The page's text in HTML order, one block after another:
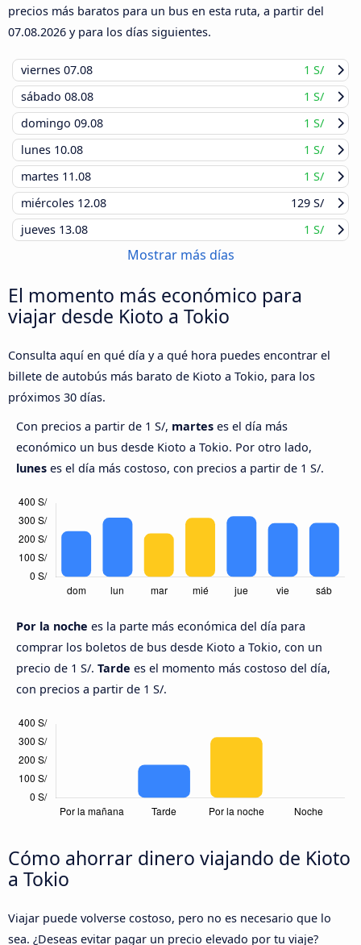
precios más baratos para un bus en esta ruta, a partir del
07.08.2026 y para los días siguientes.
viernes 07.08
1 S/
sábado 08.08
1 S/
domingo 09.08
1 S/
lunes 10.08
1 S/
martes 11.08
1 S/
miércoles 12.08
129 S/
jueves 13.08 1 S/
Mostrar más días
El momento más económico para
viajar desde Kioto a Tokio
Consulta aquí en qué día y a qué hora puedes encontrar el
billete de autobús más barato de Kioto a Tokio, para los
próximos 30 días.
Con precios a partir de 1 S/, martes es el día más
económico un bus desde Kioto a Tokio. Por otro lado,
lunes es el día más costoso, con precios a partir de 1 S/.
Por la noche es la parte más económica del día para
comprar los boletos de bus desde Kioto a Tokio, con un
precio de 1 S/. Tarde es el momento más costoso del día,
con precios a partir de 1 S/.
Cómo ahorrar dinero viajando de Kioto
a Tokio
Viajar puede volverse costoso, pero no es necesario que lo
sea. ¿Deseas evitar pagar un precio elevado por tu viaje?